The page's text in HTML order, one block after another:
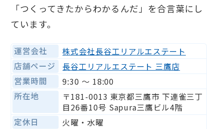
「つくってきたからわかるんだ」を合言葉にし
ています。
運営会社
株式会社長谷工リアルエステート
店舗ページ
長谷工リアルエステート 三鷹店
営業時間
9:30 〜 18:00
所在地
〒181-0013 東京都三鷹市 下連雀三丁
目26番10号 Sapura三鷹ビル4階
定休日
火曜・水曜